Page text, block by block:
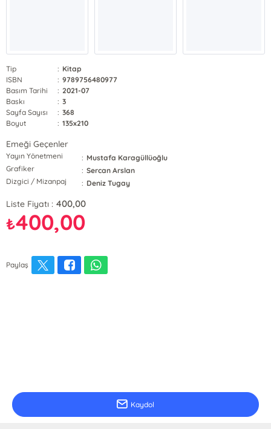
Tip : Kitap
ISBN
: 9789756480977
Basım Tarihi
: 2021-07
Baskı
: 3
Sayfa Sayısı
: 368
Boyut
: 135x210
Emeği Geçenler
Yayın Yönetmeni : Mustafa Karagüllüoğlu
Grafiker
: Sercan Arslan
Dizgici / Mizanpaj
: Deniz Tugay
Liste Fiyatı : 400,00
₺400,00
Paylaş
Kaydol